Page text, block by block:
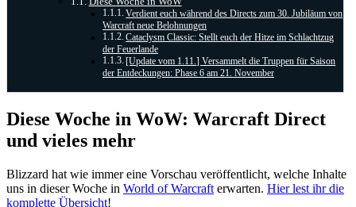
Verdient euch während des Directs zum 30. Jubiläum von
Warcraft neue Belohnungen
Cataclysm Classic: Stellt euch der Hitze im Schlachtzug
der Feuerlande
[Update vom 1.11.] Versammelt die Truppen für Saison
der Entdeckungen: Phase 6 am 21. November
Diese Woche in WoW: Warcraft Direct
und vieles mehr
Blizzard hat wie immer eine Vorschau veröffentlicht, welche Inhalte
uns in dieser Woche in World of Warcraft erwarten. Hier lest ihr die
komplette Übersicht!